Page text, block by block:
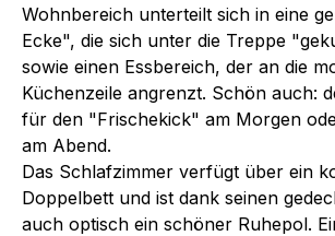
Wohnbereich unterteilt sich in eine
Ecke", die sich unter die Treppe
sowie einen Essbereich, der an die
Küchenzeile angrenzt. Schön auch:
für den "Frischekick" am Morgen
am Abend.
Das Schlafzimmer verfügt über ein
Doppelbett und ist dank seinen
auch optisch ein schöner Ruhepol.